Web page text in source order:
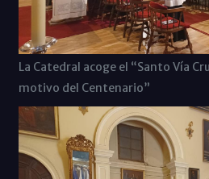
La Catedral acoge el “Santo Vía
motivo del Centenario”